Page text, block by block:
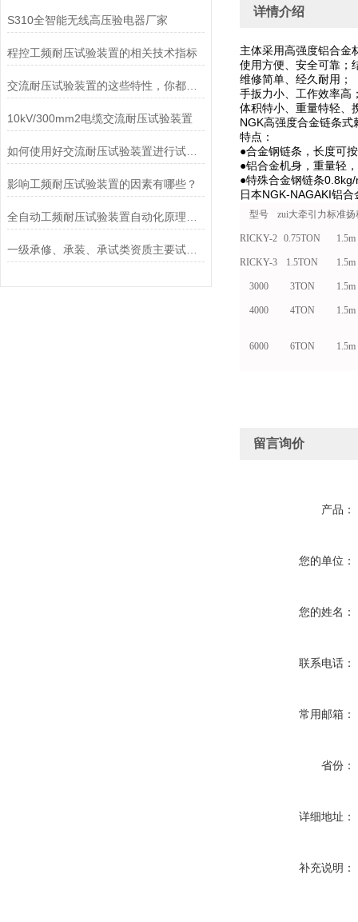
S310全智能无线高压验电器厂家
程控工频耐压试验装置的相关技术指标
交流耐压试验装置的这些特性，你都了解吗？
10kV/300mm2电缆交流耐压试验装置
如何使用好交流耐压试验装置进行试验呢？
影响工频耐压试验装置的因素有哪些？
一级承修、承装、承试类资质主要试验设备配置表
详情介绍
主体采用高强度铝合金
使用方便、安全可靠；
维修简单、经久耐用；
手扳力小、工作效率高
体积特小、重量特轻、
NGK高强度合金链条式
特点：
●合金钢链条，长度可
●铝合金机身，重量轻
●特殊合金钢链条0.8kg/
日本NGK-NAGAKI铝合
型号 zui大牵引力标准扬
RICKY-2 0.75TON 1.5m
RICKY-3 1.5TON 1.5m
3000 3TON 1.5m
4000 4TON 1.5m
6000 6TON 1.5m
留言询价
产品：
您的单位：
您的姓名：
联系电话：
常用邮箱：
省份：
详细地址：
补充说明：